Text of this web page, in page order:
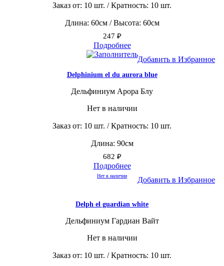
Заказ от: 10 шт. / Кратность: 10 шт.
Длина: 60см / Высота: 60см
247 ₽
Подробнее
Добавить в Избранное
Delphinium el du aurora blue
Дельфиниум Арора Блу
Нет в наличии
Заказ от: 10 шт. / Кратность: 10 шт.
Длина: 90см
682 ₽
Подробнее
Нет в наличии Добавить в Избранное
Delph el guardian white
Дельфиниум Гардиан Вайт
Нет в наличии
Заказ от: 10 шт. / Кратность: 10 шт.